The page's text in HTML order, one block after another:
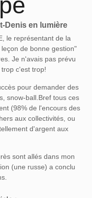
Denis en lumière
le représentant de la
de bonne gestion"
Je n'avais pas prévu
c'est trop!
pour demander des
snow-ball.Bref tous ces
(98% de l'encours des
aux collectivités, ou
d'argent aux
sont allés dans mon
(une russe) a conclu